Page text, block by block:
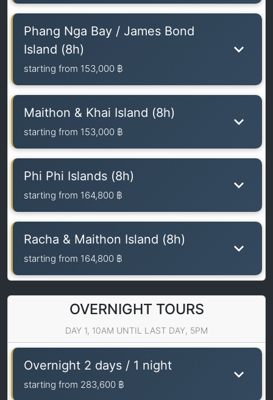
Phang Nga Bay / James Bond
Island (8h)
starting from 153,000 ฿
Maithon & Khai Island (8h)
starting from 153,000 ฿
Phi Phi Islands (8h)
starting from 164,800 ฿
Racha & Maithon Island (8h)
starting from 164,800 ฿
OVERNIGHT TOURS
DAY 1, 10AM UNTIL LAST DAY, 5PM
Overnight 2 days / 1 night
starting from 283,600 ฿